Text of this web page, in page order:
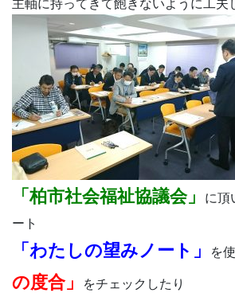
主軸に持ってきて飽きないように工夫
「柏市社会福祉協議会」
に頂
ート
「わたしの望みノート」 を
の度合」
をチェックしたり